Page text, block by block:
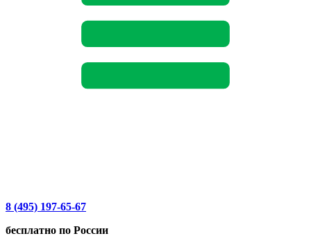
8 (495) 197-65-67
бесплатно по России